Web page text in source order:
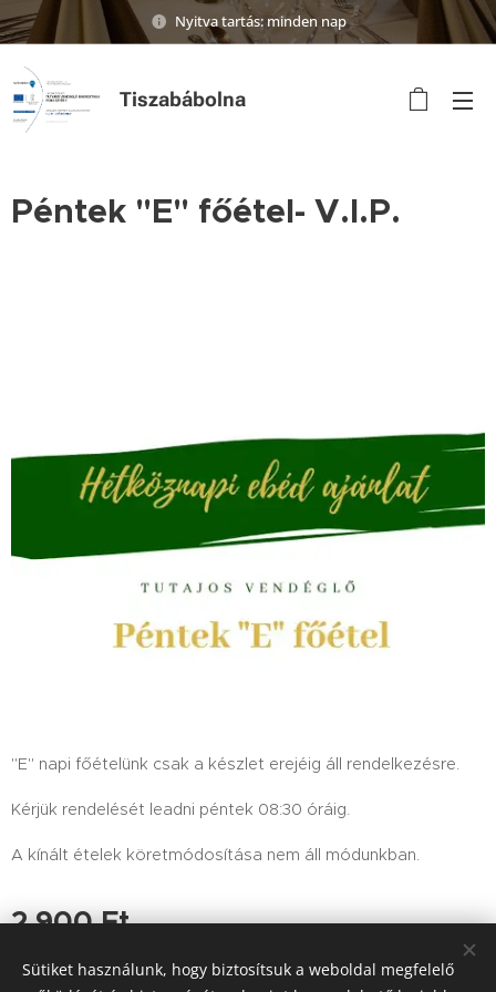
Nyitva tartás: minden nap
Tiszabábolna
Péntek "E" főétel- V.I.P.
"E" napi főételünk csak a készlet erejéig áll rendelkezésre.
Kérjük rendelését leadni péntek 08:30 óráig.
A kínált ételek köretmódosítása nem áll módunkban.
2 900Ft
Sütiket használunk, hogy biztosítsuk a weboldal megfelelő